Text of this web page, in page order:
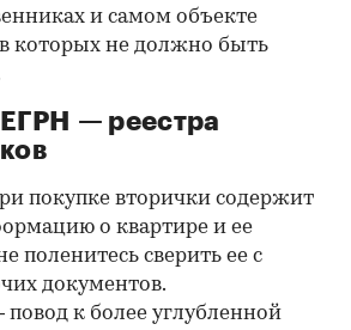
и самом объекте
которых не должно быть
— реестра
покупке вторички содержит
о квартире и ее
поленитесь сверить ее с
документов.
к более углубленной